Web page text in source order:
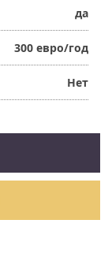
да
300 евро/год
Нет